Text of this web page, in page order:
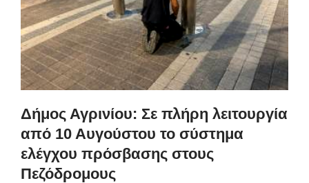
Δήμος Αγρινίου: Σε πλήρη λειτουργία
από 10 Αυγούστου το σύστημα
ελέγχου πρόσβασης στους
Πεζόδρομους